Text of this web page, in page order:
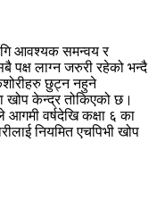
आवश्यक समन्वय र
लाग्न जरुरी रहेको भन्दै
छुट्न नहुने
खोप केन्द्र तोकिएको छ।
वर्षदेखि कक्षा ६ का
नियमित एचपिभी खोप